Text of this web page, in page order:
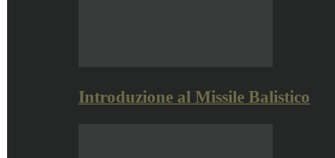
Introduzione al Missile Balistico